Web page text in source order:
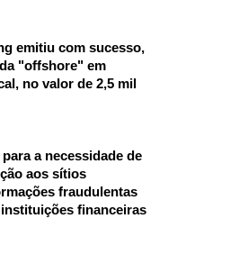
emitiu com sucesso,
"offshore" em
no valor de 2,5 mil
a necessidade de
aos sítios
fraudulentas
financeiras